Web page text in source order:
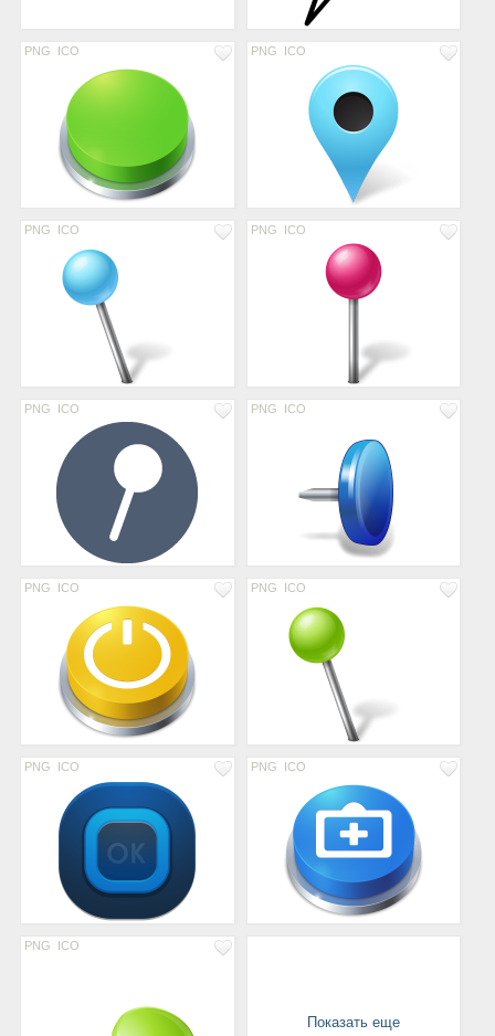
PNG ICO PNG ICO
PNG ICO PNG ICO
PNG ICO PNG ICO
PNG ICO PNG ICO
PNG ICO PNG ICO
PNG ICO
Показать еще